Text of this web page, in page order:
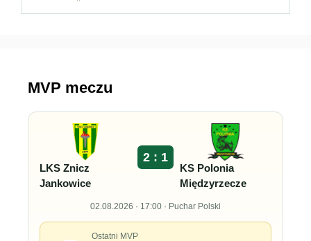
MVP meczu
LKS Znicz
Jankowice
2 : 1
KS Polonia
Międzyrzecze
02.08.2026 · 17:00 · Puchar Polski
Ostatni MVP